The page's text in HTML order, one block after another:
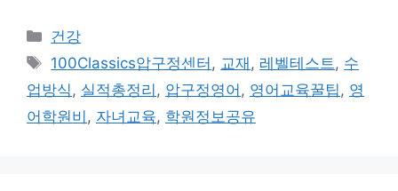
카
테
리
건강
태
그
100Classics압구정센터 , 교재 , 레벨테스트 , 수
업방식 , 실적총정리 , 압구정영어 , 영어교육꿀팁 , 영
어학원비 , 자녀교육, 학원정보공유